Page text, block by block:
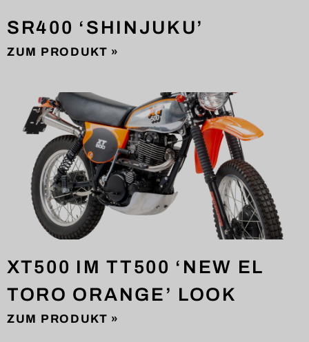
SR400 ‘SHINJUKU’
ZUM PRODUKT »
XT500 IM TT500 ‘NEW EL
TORO ORANGE’ LOOK
ZUM PRODUKT »